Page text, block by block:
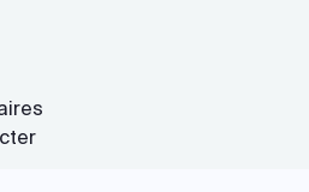
Consentement : Personnalisez
d'adapter et de gérer vos